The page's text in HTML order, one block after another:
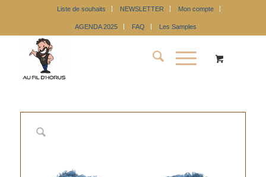
Liste de souhaits NEWSLETTER Mon compte
AGENDA 2025 FAQ Les Samples